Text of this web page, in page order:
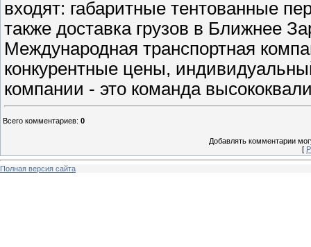
входят: габаритные тентованные
также доставка грузов в Ближнее
Международная транспортная
конкурентные цены,
компании - это команда
Всего комментариев: 0
Добавлять комментарии
[
Полная версия сайта